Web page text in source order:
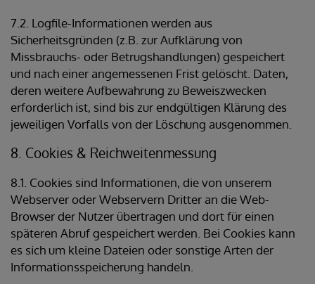
7.2. Logfile-Informationen werden aus
Sicherheitsgründen (z.B. zur Aufklärung von
Missbrauchs- oder Betrugshandlungen) gespeichert
und nach einer angemessenen Frist gelöscht. Daten,
deren weitere Aufbewahrung zu Beweiszwecken
erforderlich ist, sind bis zur endgültigen Klärung des
jeweiligen Vorfalls von der Löschung ausgenommen.
8. Cookies & Reichweitenmessung
8.1. Cookies sind Informationen, die von unserem
Webserver oder Webservern Dritter an die Web-
Browser der Nutzer übertragen und dort für einen
späteren Abruf gespeichert werden. Bei Cookies kann
es sich um kleine Dateien oder sonstige Arten der
Informationsspeicherung handeln.